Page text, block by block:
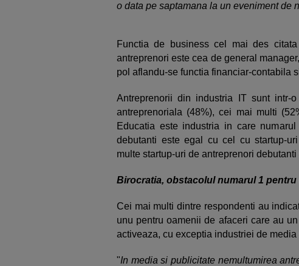
o data pe saptamana la un eveniment de
Functia de business cel mai des
antreprenori este cea de general
pol aflandu-se functia financiar-contabila
Antreprenorii din industria IT sunt intr-
antreprenoriala (48%), cei mai multi
Educatia este industria in care
debutanti este egal cu cel cu startup-
multe startup-uri de antreprenori
Birocratia, obstacolul numarul 1
Cei mai multi dintre respondenti au
unu pentru oamenii de afaceri care au
activeaza, cu exceptia industriei de
"In media si publicitate nemultumirea